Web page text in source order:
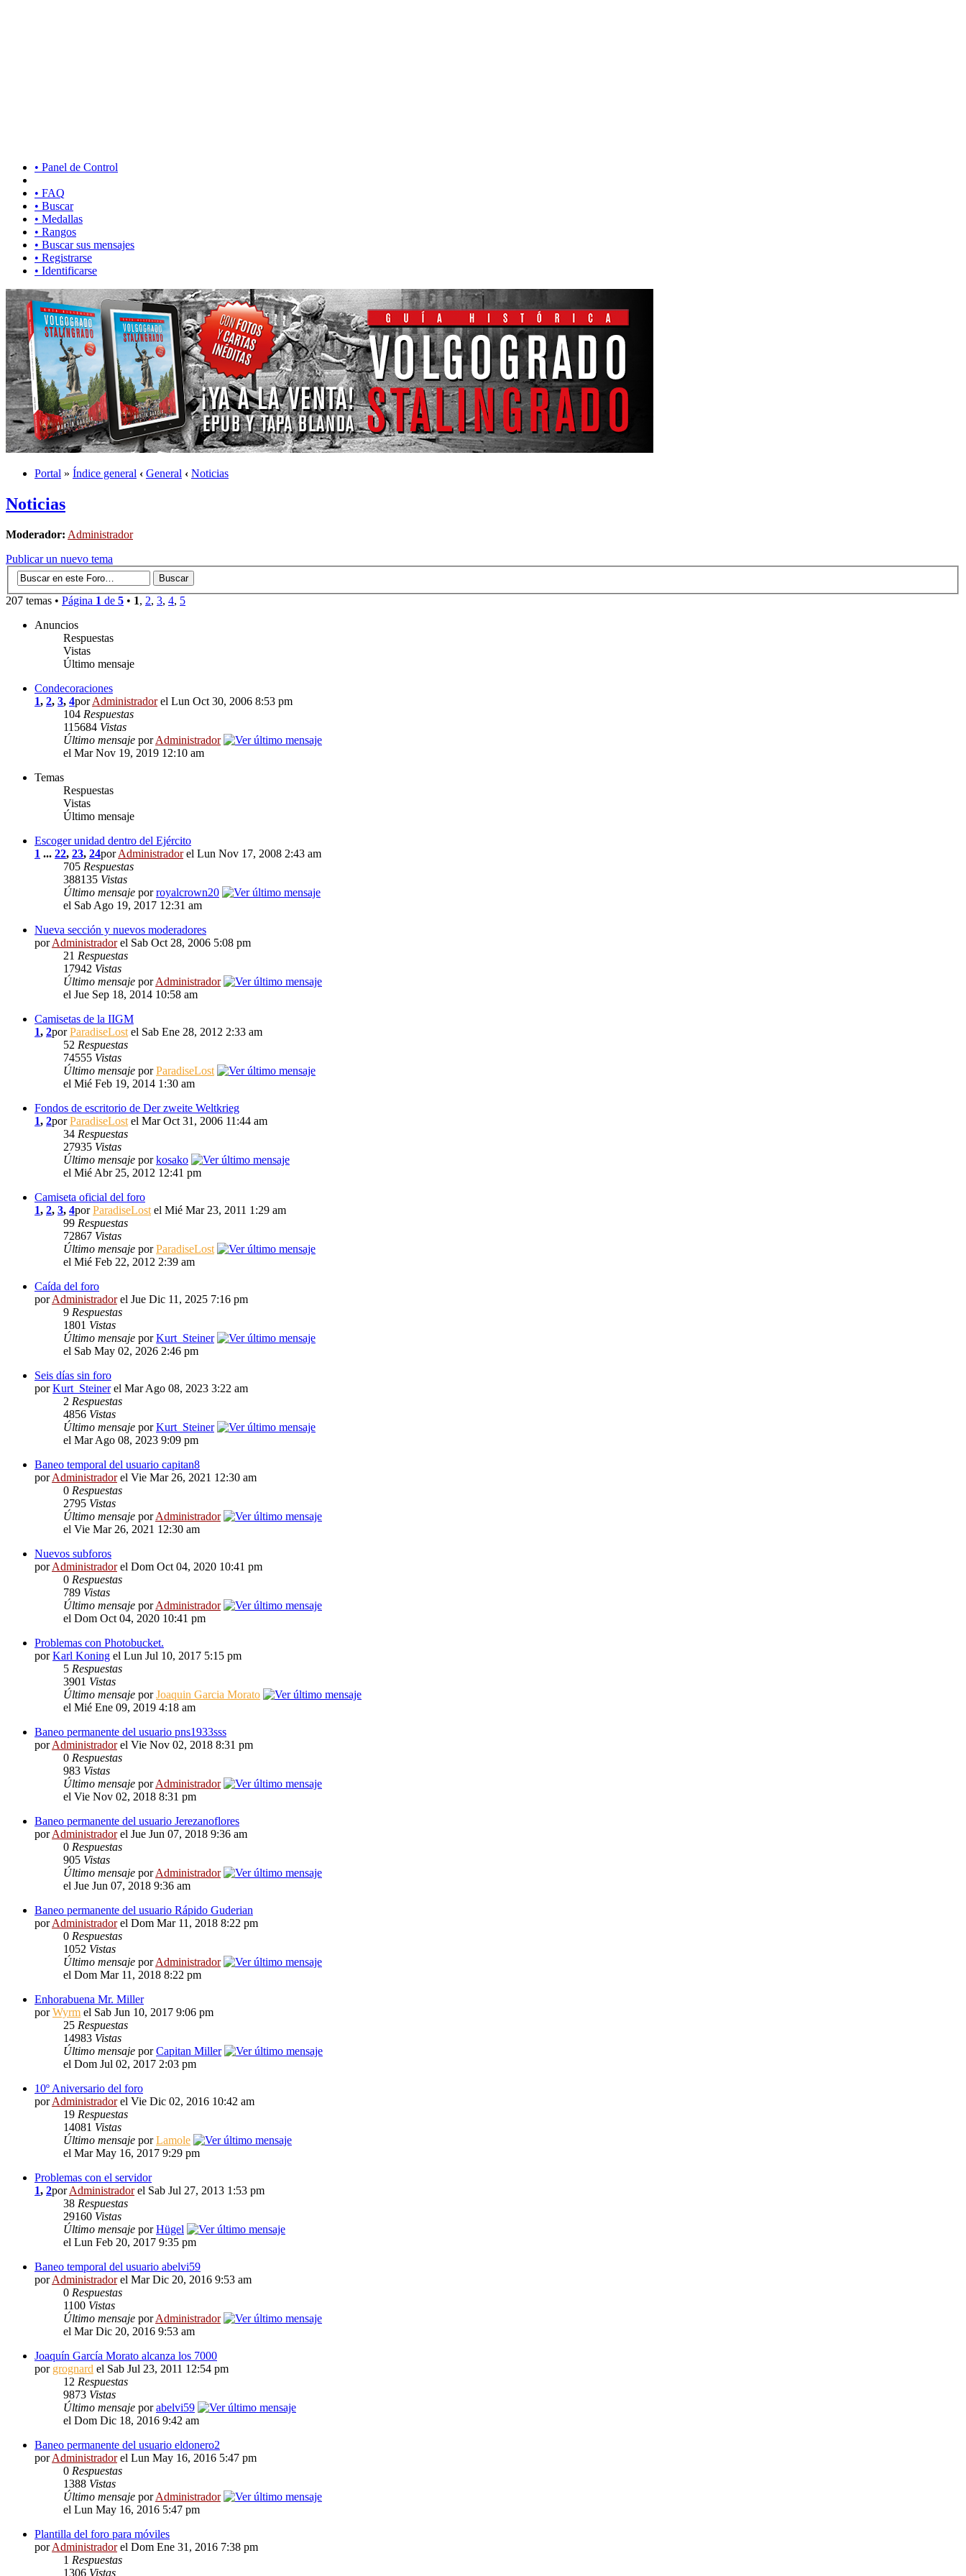
• Panel de Control
• FAQ
• Buscar
• Medallas
• Rangos
• Buscar sus mensajes
• Registrarse
• Identificarse
Portal » Índice general ‹ General ‹ Noticias
Noticias
Moderador: Administrador
Publicar un nuevo tema
207 temas • Página 1 de 5 • 1, 2, 3, 4, 5
Anuncios
Respuestas
Vistas
Último mensaje
Condecoraciones
1, 2, 3, 4porAdministradorel Lun Oct 30, 2006 8:53 pm
104 Respuestas
115684 Vistas
Último mensaje porAdministrador
el Mar Nov 19, 2019 12:10 am
Temas
Respuestas
Vistas
Último mensaje
Escoger unidad dentro del Ejército
1 ... 22, 23, 24porAdministradorel Lun Nov 17, 2008 2:43 am
705 Respuestas
388135 Vistas
Último mensaje porroyalcrown20
el Sab Ago 19, 2017 12:31 am
Nueva sección y nuevos moderadores
porAdministradorel Sab Oct 28, 2006 5:08 pm
21 Respuestas
17942 Vistas
Último mensaje porAdministrador
el Jue Sep 18, 2014 10:58 am
Camisetas de la IIGM
1, 2porParadiseLostel Sab Ene 28, 2012 2:33 am
52 Respuestas
74555 Vistas
Último mensaje porParadiseLost
el Mié Feb 19, 2014 1:30 am
Fondos de escritorio de Der zweite Weltkrieg
1, 2porParadiseLostel Mar Oct 31, 2006 11:44 am
34 Respuestas
27935 Vistas
Último mensaje porkosako
el Mié Abr 25, 2012 12:41 pm
Camiseta oficial del foro
1, 2, 3, 4porParadiseLostel Mié Mar 23, 2011 1:29 am
99 Respuestas
72867 Vistas
Último mensaje porParadiseLost
el Mié Feb 22, 2012 2:39 am
Caída del foro
porAdministradorel Jue Dic 11, 2025 7:16 pm
9 Respuestas
1801 Vistas
Último mensaje porKurt_Steiner
el Sab May 02, 2026 2:46 pm
Seis días sin foro
porKurt_Steinerel Mar Ago 08, 2023 3:22 am
2 Respuestas
4856 Vistas
Último mensaje porKurt_Steiner
el Mar Ago 08, 2023 9:09 pm
Baneo temporal del usuario capitan8
porAdministradorel Vie Mar 26, 2021 12:30 am
0 Respuestas
2795 Vistas
Último mensaje porAdministrador
el Vie Mar 26, 2021 12:30 am
Nuevos subforos
porAdministradorel Dom Oct 04, 2020 10:41 pm
0 Respuestas
789 Vistas
Último mensaje porAdministrador
el Dom Oct 04, 2020 10:41 pm
Problemas con Photobucket.
porKarl Koning el Lun Jul 10, 2017 5:15 pm
5 Respuestas
3901 Vistas
Último mensaje porJoaquin Garcia Morato
el Mié Ene 09, 2019 4:18 am
Baneo permanente del usuario pns1933sss
porAdministradorel Vie Nov 02, 2018 8:31 pm
0 Respuestas
983 Vistas
Último mensaje porAdministrador
el Vie Nov 02, 2018 8:31 pm
Baneo permanente del usuario Jerezanoflores
porAdministradorel Jue Jun 07, 2018 9:36 am
0 Respuestas
905 Vistas
Último mensaje porAdministrador
el Jue Jun 07, 2018 9:36 am
Baneo permanente del usuario Rápido Guderian
porAdministradorel Dom Mar 11, 2018 8:22 pm
0 Respuestas
1052 Vistas
Último mensaje porAdministrador
el Dom Mar 11, 2018 8:22 pm
Enhorabuena Mr. Miller
porWyrm el Sab Jun 10, 2017 9:06 pm
25 Respuestas
14983 Vistas
Último mensaje porCapitan Miller
el Dom Jul 02, 2017 2:03 pm
10º Aniversario del foro
porAdministradorel Vie Dic 02, 2016 10:42 am
19 Respuestas
14081 Vistas
Último mensaje porLamole
el Mar May 16, 2017 9:29 pm
Problemas con el servidor
1, 2porAdministradorel Sab Jul 27, 2013 1:53 pm
38 Respuestas
29160 Vistas
Último mensaje porHügel
el Lun Feb 20, 2017 9:35 pm
Baneo temporal del usuario abelvi59
porAdministradorel Mar Dic 20, 2016 9:53 am
0 Respuestas
1100 Vistas
Último mensaje porAdministrador
el Mar Dic 20, 2016 9:53 am
Joaquín García Morato alcanza los 7000
por grognard el Sab Jul 23, 2011 12:54 pm
12 Respuestas
9873 Vistas
Último mensaje porabelvi59
el Dom Dic 18, 2016 9:42 am
Baneo permanente del usuario eldonero2
porAdministradorel Lun May 16, 2016 5:47 pm
0 Respuestas
1388 Vistas
Último mensaje porAdministrador
el Lun May 16, 2016 5:47 pm
Plantilla del foro para móviles
porAdministradorel Dom Ene 31, 2016 7:38 pm
1 Respuestas
1306 Vistas